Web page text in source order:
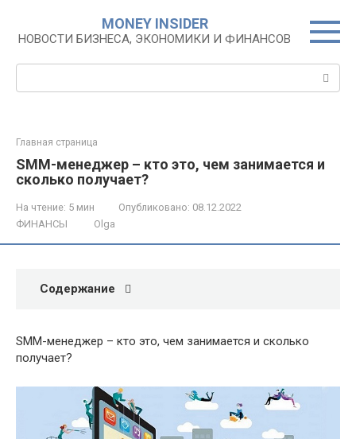
контенту
MONEY INSIDER
НОВОСТИ БИЗНЕСА, ЭКОНОМИКИ И ФИНАНСОВ
Главная страница
SMM-менеджер – кто это, чем занимается и
сколько получает?
На чтение: 5 мин Опубликовано: 08.12.2022
ФИНАНСЫ
Olga
Содержание
SMM-менеджер – кто это, чем занимается и сколько
получает?